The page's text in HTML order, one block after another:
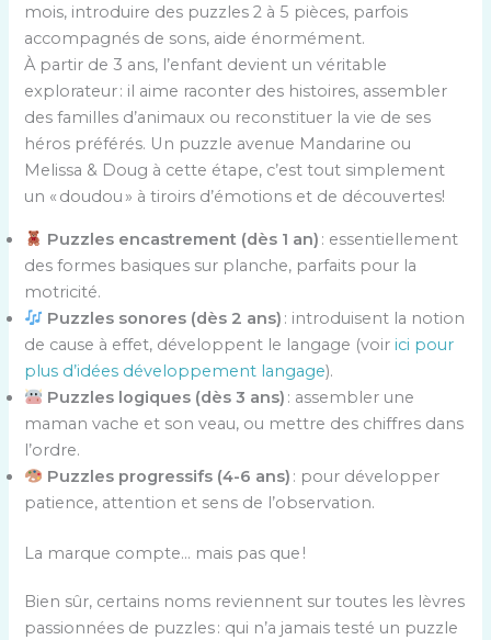
mois, introduire des puzzles 2 à 5 pièces, parfois
accompagnés de sons, aide énormément.
À partir de 3 ans, l’enfant devient un véritable
explorateur : il aime raconter des histoires, assembler
des familles d’animaux ou reconstituer la vie de ses
héros préférés. Un puzzle avenue Mandarine ou
Melissa & Doug à cette étape, c’est tout simplement
un « doudou » à tiroirs d’émotions et de découvertes!
Puzzles encastrement (dès 1 an) : essentiellement
des formes basiques sur planche, parfaits pour la
motricité.
Puzzles sonores (dès 2 ans) : introduisent la notion
de cause à effet, développent le langage (voir ici pour
plus d’idées développement langage).
Puzzles logiques (dès 3 ans) : assembler une
maman vache et son veau, ou mettre des chiffres dans
l’ordre.
Puzzles progressifs (4-6 ans) : pour développer
patience, attention et sens de l’observation.
La marque compte… mais pas que !
Bien sûr, certains noms reviennent sur toutes les lèvres
passionnées de puzzles : qui n’a jamais testé un puzzle